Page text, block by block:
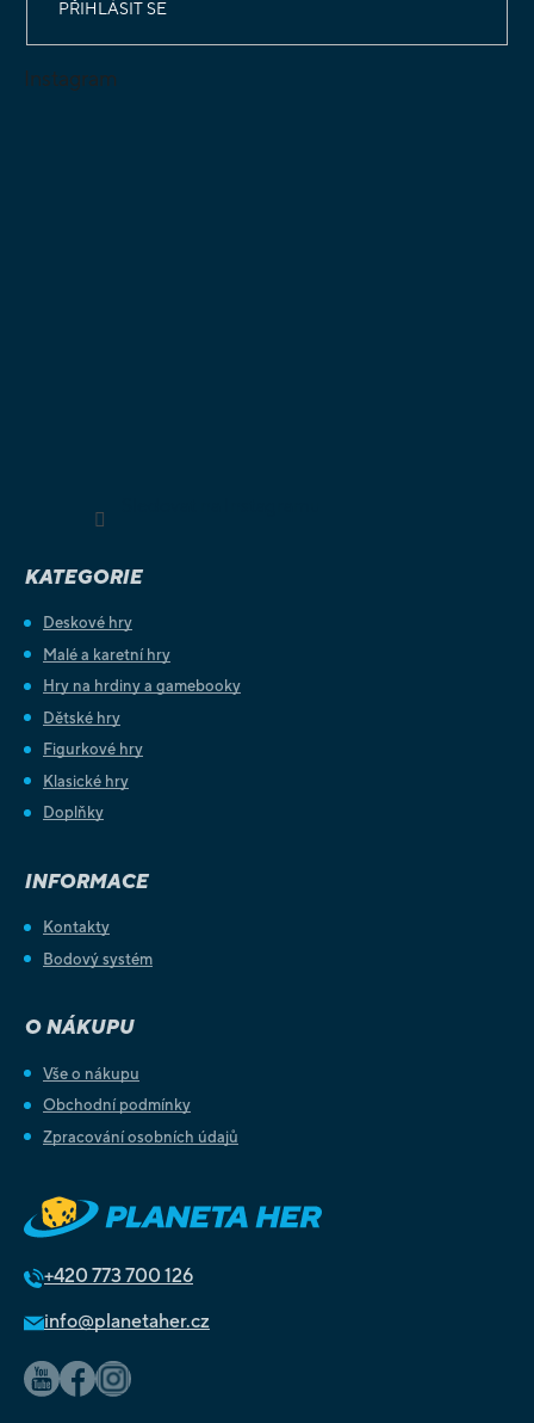
PŘIHLÁSIT SE
Instagram
KATEGORIE
Deskové hry
Malé a karetní hry
Hry na hrdiny a gamebooky
Dětské hry
Figurkové hry
Klasické hry
Doplňky
INFORMACE
Kontakty
Bodový systém
O NÁKUPU
Vše o nákupu
Obchodní podmínky
Zpracování osobních údajů
+420 773 700 126
info@planetaher.cz